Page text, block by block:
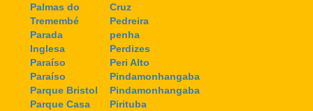
Palmas do
Tremembé
Parada
Inglesa
Paraíso
Paraíso
Parque Bristol
Parque Casa
Cruz
Pedreira
penha
Perdizes
Peri Alto
Pindamonhangaba
Pindamonhangaba
Pirituba